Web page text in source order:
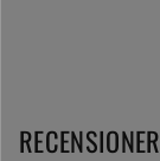
RECENSIONER